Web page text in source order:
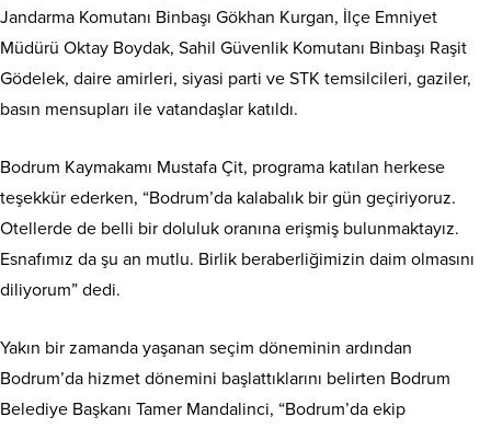
Jandarma Komutanı Binbaşı Gökhan Kurgan, İlçe Emniyet
Müdürü Oktay Boydak, Sahil Güvenlik Komutanı Binbaşı Raşit
Gödelek, daire amirleri, siyasi parti ve STK temsilcileri, gaziler,
basın mensupları ile vatandaşlar katıldı.
Bodrum Kaymakamı Mustafa Çit, programa katılan herkese
teşekkür ederken, “Bodrum’da kalabalık bir gün geçiriyoruz.
Otellerde de belli bir doluluk oranına erişmiş bulunmaktayız.
Esnafımız da şu an mutlu. Birlik beraberliğimizin daim olmasını
diliyorum” dedi.
Yakın bir zamanda yaşanan seçim döneminin ardından
Bodrum’da hizmet dönemini başlattıklarını belirten Bodrum
Belediye Başkanı Tamer Mandalinci, “Bodrum’da ekip